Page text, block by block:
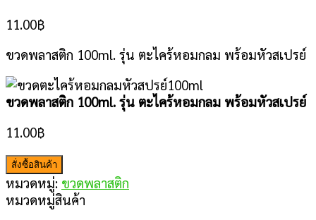
11.00฿
ขวดพลาสติก 100ml. รุ่น ตะไคร้หอมกลม พร้อมหัวสเปรย์
ขวดพลาสติก 100ml. รุ่น ตะไคร้หอมกลม พร้อมหัวสเปรย์
11.00฿
สั่งซื้อสินค้า
หมวดหมู่: ขวดพลาสติก
หมวดหมู่สินค้า